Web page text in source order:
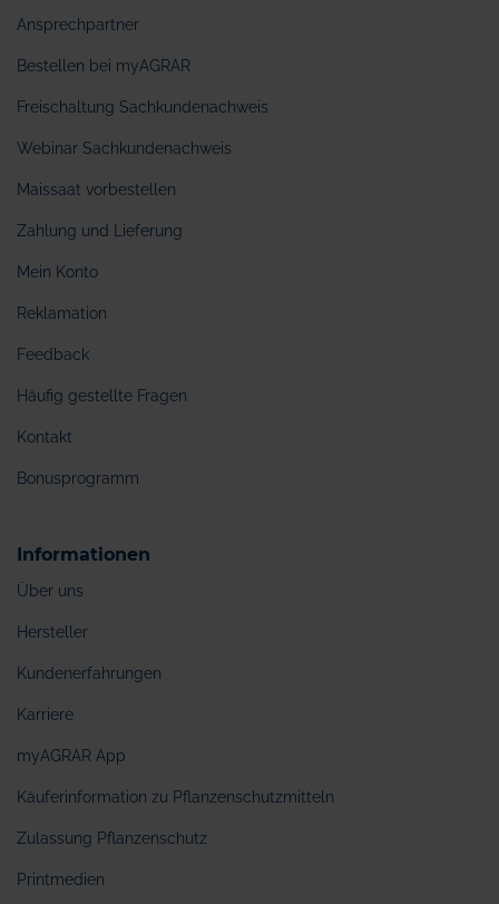
Ansprechpartner
Bestellen bei myAGRAR
Freischaltung Sachkundenachweis
Webinar Sachkundenachweis
Maissaat vorbestellen
Zahlung und Lieferung
Mein Konto
Reklamation
Feedback
Häufig gestellte Fragen
Kontakt
Bonusprogramm
Informationen
Über uns
Hersteller
Kundenerfahrungen
Karriere
myAGRAR App
Käuferinformation zu Pflanzenschutzmitteln
Zulassung Pflanzenschutz
Printmedien